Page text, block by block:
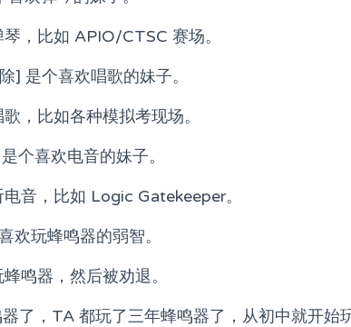
，比如 APIO/CTSC 赛场。
] 是个喜欢唱歌的妹子。
，比如各种模拟考现场。
个喜欢电音的妹子。
音，比如 Logic Gatekeeper。
欢玩蜂鸣器的弱智。
鸣器，然后被劝退。
了，TA 都玩了三年蜂鸣器了，从初中就开始